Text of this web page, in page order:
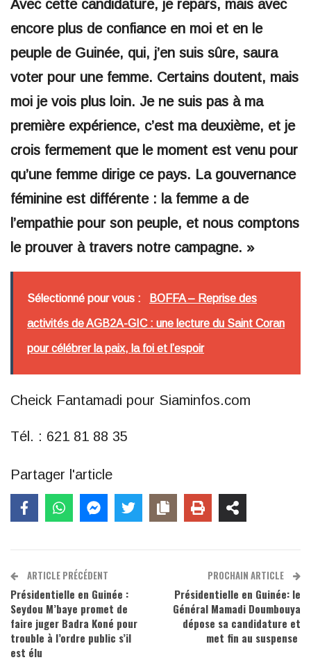
Avec cette candidature, je repars, mais avec
encore plus de confiance en moi et en le
peuple de Guinée, qui, j’en suis sûre, saura
voter pour une femme. Certains doutent, mais
moi je vois plus loin. Je ne suis pas à ma
première expérience, c’est ma deuxième, et je
crois fermement que le moment est venu pour
qu’une femme dirige ce pays. La gouvernance
féminine est différente : la femme a de
l’empathie pour son peuple, et nous comptons
le prouver à travers notre campagne. »
Sélectionné pour vous : BOFFA – Reprise des
activités de AGB2A-GIC : une lecture du Saint Coran
pour célébrer la paix, la foi et l’espoir
Cheick Fantamadi pour Siaminfos.com
Tél. : 621 81 88 35
Partager l'article
ARTICLE PRÉCÉDENT
Présidentielle en Guinée :
Seydou M’baye promet de
faire juger Badra Koné pour
trouble à l’ordre public s’il
est élu
PROCHAIN ARTICLE
Présidentielle en Guinée: le
Général Mamadi Doumbouya
dépose sa candidature et
met fin au suspense